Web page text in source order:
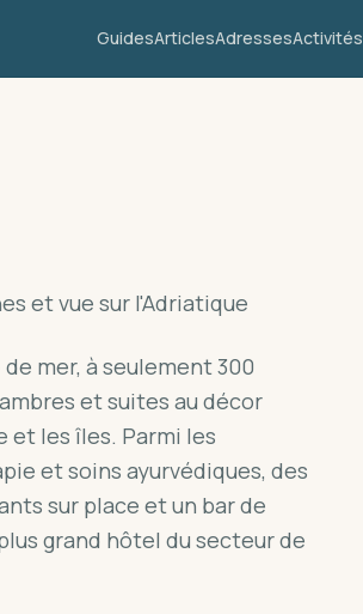
GuidesArticlesAdressesActivités
et vue sur l'Adriatique
mer, à seulement 300
et suites au décor
et les îles. Parmi les
et soins ayurvédiques, des
sur place et un bar de
grand hôtel du secteur de